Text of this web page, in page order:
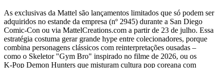
As exclusivas da Mattel são lançamentos limitados que só podem ser
adquiridos no estande da empresa (nº 2945) durante a San Diego
Comic‑Con ou via MattelCreations.com a partir de 23 de julho. Essa
estratégia costuma gerar grande hype entre colecionadores, porque
combina personagens clássicos com reinterpretações ousadas –
como o Skeletor "Gym Bro" inspirado no filme de 2026, ou os
K‑Pop Demon Hunters que misturam cultura pop coreana com